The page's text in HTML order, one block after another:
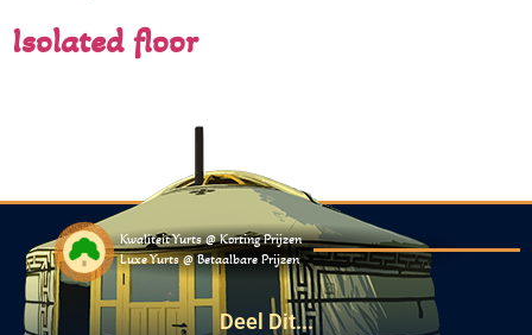
Isolated floor
Kwaliteit Yurts @ Korting Prijzen
Luxe Yurts @ Betaalbare Prijzen
Deel Dit...